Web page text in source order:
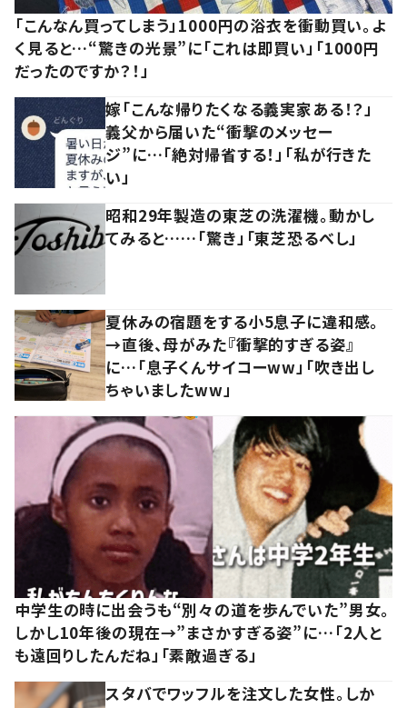
「こんなん買ってしまう」1000円の浴衣を衝動買い。よ
く見ると…“驚きの光景”に「これは即買い」「1000円
だったのですか？！」
嫁「こんな帰りたくなる義実家ある！？」
義父から届いた“衝撃のメッセー
ジ”に…「絶対帰省する！」「私が行きた
い」
昭和29年製造の東芝の洗濯機。動かし
てみると……「驚き」「東芝恐るべし」
夏休みの宿題をする小5息子に違和感。
→直後、母がみた『衝撃的すぎる姿』
に…「息子くんサイコーww」「吹き出し
ちゃいましたww」
中学生の時に出会うも“別々の道を歩んでいた”男女。
しかし10年後の現在→”まさかすぎる姿”に…「2人と
も遠回りしたんだね」「素敵過ぎる」
スタバでワッフルを注文した女性。しか